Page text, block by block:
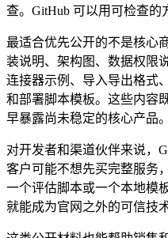
查。GitHub 可以用可检查的
最适合优先公开的不是核心
装说明、架构图、数据权限
连接器示例、导入导出格式
和部署脚本模板。这些内容
早暴露尚未稳定的核心产品。
对开发者和渠道伙伴来说，
客户可能不想先买完整服务
一个评估脚本或一个本地模
就能成为官网之外的可信技